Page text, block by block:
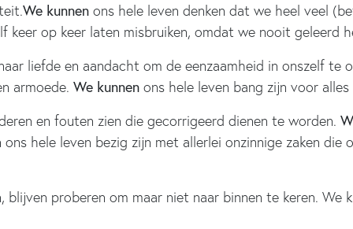
We kunnen ons hele leven denken dat we heel veel
keer op keer laten misbruiken, omdat we nooit geleerd
liefde en aandacht om de eenzaamheid in onszelf te
armoede. We kunnen ons hele leven bang zijn voor
en fouten zien die gecorrigeerd dienen te worden.
hele leven bezig zijn met allerlei onzinnige zaken
proberen om maar niet naar binnen te keren. We